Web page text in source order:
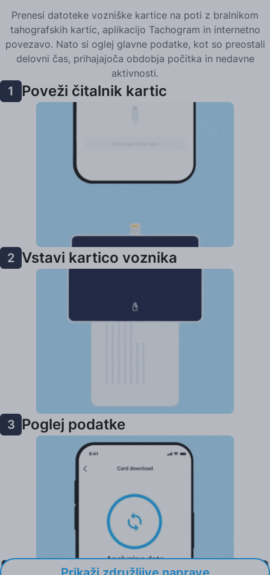
Prenesi datoteke vozniške kartice na poti z bralnikom
tahografskih kartic, aplikacijo Tachogram in internetno
povezavo. Nato si oglej glavne podatke, kot so preostali
delovni čas, prihajajoča obdobja počitka in nedavne
aktivnosti.
1 Poveži čitalnik kartic
2 Vstavi kartico voznika
3 Poglej podatke